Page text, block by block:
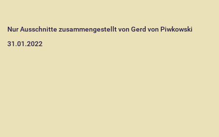
Nur Ausschnitte zusammengestellt von Gerd von Piwkowski
31.01.2022